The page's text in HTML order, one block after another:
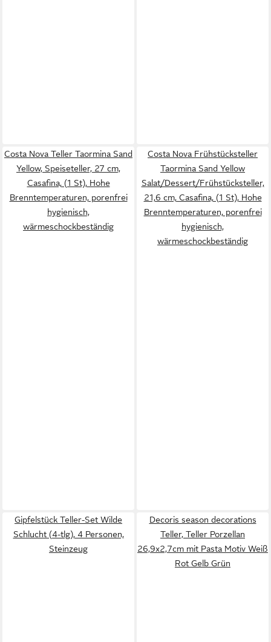
Costa Nova Teller Taormina Sand
Yellow, Speiseteller, 27 cm,
Casafina, (1 St), Hohe
Brenntemperaturen, porenfrei
hygienisch,
wärmeschockbeständig
Costa Nova Frühstücksteller
Taormina Sand Yellow
Salat/Dessert/Frühstücksteller,
21,6 cm, Casafina, (1 St), Hohe
Brenntemperaturen, porenfrei
hygienisch,
wärmeschockbeständig
Gipfelstück Teller-Set Wilde
Schlucht (4-tlg), 4 Personen,
Steinzeug
Decoris season decorations
Teller, Teller Porzellan
26,9x2,7cm mit Pasta Motiv Weiß
Rot Gelb Grün